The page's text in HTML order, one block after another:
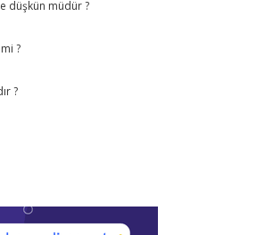
düşkün müdür ?
?
?